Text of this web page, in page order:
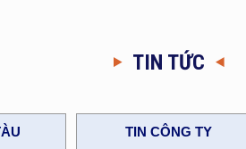
TIN TỨC
TIN CÔNG TY